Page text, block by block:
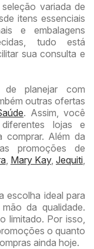
variada de
itens essenciais
e embalagens
tudo está
sua consulta e
planejar com
outras ofertas
. Assim, você
lojas e
comprar. Além da
promoções de
, Mary Kay, Jequiti,
escolha ideal para
da qualidade.
limitado. Por isso,
o quanto
ainda hoje.